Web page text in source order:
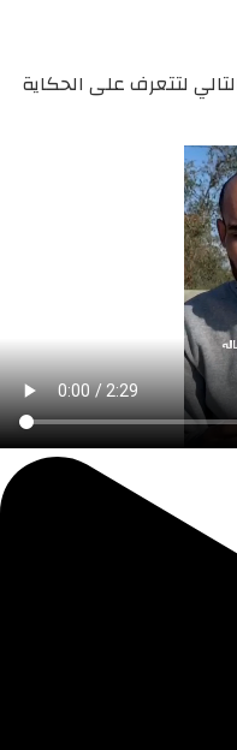
لتتعرف على الحكاية